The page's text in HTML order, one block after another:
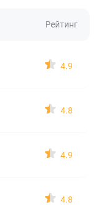
Рейтинг
4.9
4.8
4.9
4.8